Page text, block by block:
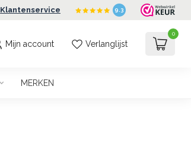
Klantenservice 9.3
Mijn account Verlanglijst
0
MERKEN